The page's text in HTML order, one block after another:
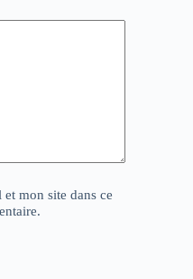
mon site dans ce